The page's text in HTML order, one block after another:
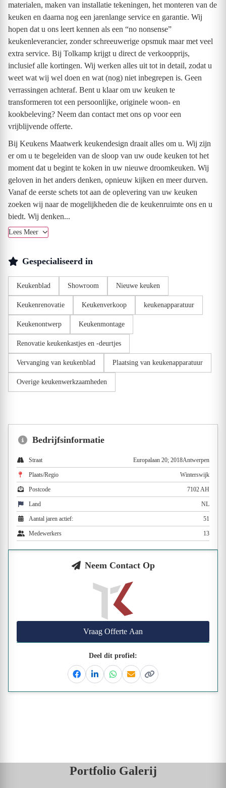
materialen, maken van installatie tekeningen, het monteren van de
keuken en daarna nog een jarenlange service en garantie. Wij
hopen dat u ons leert kennen als een “no nonsense”
keukenleverancier, zonder schreeuwerige opsmuk maar met veel
extra service. Bij Tolkamp krijgt u direct de verkoopprijs,
inclusief alle kortingen. Wij werken alles uit tot in detail, zodat u
weet wat wij wel doen en wat (nog) niet inbegrepen is. Geen
verrassingen achteraf. Bent u klaar om uw keuken te
transformeren tot een persoonlijke, originele woon- en
kookbeleving? Neem dan contact met ons op voor een
vrijblijvende offerte.
Bij Keukens Maatwerk keukendesign draait alles om u. Wij zijn
er om u te begeleiden van de sloop van uw oude keuken tot het
moment dat u begint te koken in uw nieuwe droomkeuken. Wij
geloven in het anders denken, opnieuw kijken en meer durven.
Vanaf de eerste schets tot aan de oplevering van uw keuken
zoeken wij naar de mogelijkheden die de keukenruimte ons en u
biedt. Wij denken...
Lees Meer
Gespecialiseerd in
Keukenblad Showroom Nieuwe keuken
Keukenrenovatie Keukenverkoop keukenapparatuur
Keukenontwerp Keukenmontage
Renovatie keukenkastjes en -deurtjes
Vervanging van keukenblad Plaatsing van keukenapparatuur
Overige keukenwerkzaamheden
Bedrijfsinformatie
Straat Europalaan 20; 2018Antwerpen
Plaats/Regio Winterswijk
Postcode 7102 AH
Land NL
Aantal jaren actief: 51
Medewerkers 13
Neem Contact Op
Vraag Offerte Aan
Deel dit profiel:
FacebookLinkedinWhatsapp
EmailKopieer link
Portfolio Galerij